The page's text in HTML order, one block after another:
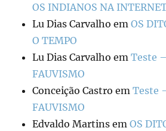
OS INDIANOS NA
Lu Dias Carvalho emOS
O TEMPO
Lu Dias Carvalho emTeste
FAUVISMO
Conceição Castro emTeste
FAUVISMO
Edvaldo Martins emOS